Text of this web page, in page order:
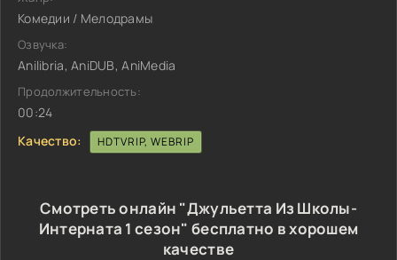
Комедии / Мелодрамы
Озвучка:
Anilibria, AniDUB, AniMedia
Продолжительность:
00:24
Качество:
HDTVRIP, WEBRIP
Смотреть онлайн "Джульетта Из Школы-
Интерната 1 сезон" бесплатно в хорошем
качестве